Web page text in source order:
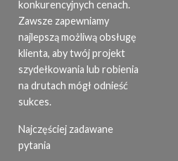
konkurencyjnych cenach.
Zawsze zapewniamy
najlepszą możliwą obsługę
klienta, aby twój projekt
szydełkowania lub robienia
na drutach mógł odnieść
sukces.
Najczęściej zadawane
pytania